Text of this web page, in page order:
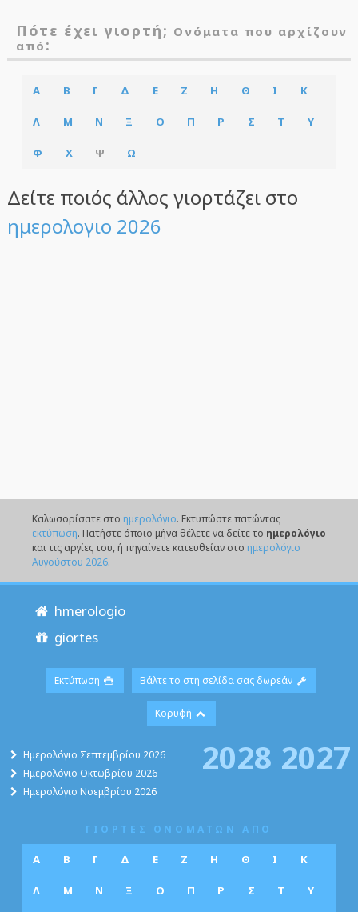
Πότε έχει γιορτή; Ονόματα που αρχίζουν
από :
Α Β Γ Δ Ε Ζ Η Θ Ι Κ
Λ Μ Ν Ξ Ο Π Ρ Σ Τ Υ
Φ Χ Ψ Ω
Δείτε ποιός άλλος γιορτάζει στο
ημερολογιο 2026
Καλωσορίσατε στο ημερολόγιο. Eκτυπώστε πατώντας
εκτύπωση. Πατήστε όποιο μήνα θέλετε να δείτε το ημερολόγιο
και τις αργίες του, ή πηγαίνετε κατευθείαν στο ημερολόγιο
Αυγούστου 2026.
hmerologio
giortes
Εκτύπωση Βάλτε το στη σελίδα σας δωρεάν
Κορυφή
Ημερολόγιο Σεπτεμβρίου 2026
Ημερολόγιο Οκτωβρίου 2026
Ημερολόγιο Νοεμβρίου 2026
2027
2028
ΓΙΟΡΤΕΣ ΟΝΟΜΑΤΩΝ ΑΠΟ
Α Β Γ Δ Ε Ζ Η Θ Ι Κ
Λ Μ Ν Ξ Ο Π Ρ Σ Τ Υ